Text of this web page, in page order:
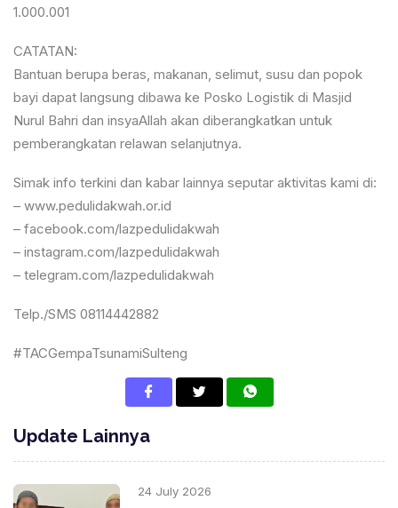
1.000.001
CATATAN:
Bantuan berupa beras, makanan, selimut, susu dan popok
bayi dapat langsung dibawa ke Posko Logistik di Masjid
Nurul Bahri dan insyaAllah akan diberangkatkan untuk
pemberangkatan relawan selanjutnya.
Simak info terkini dan kabar lainnya seputar aktivitas kami di:
– www.pedulidakwah.or.id
– facebook.com/lazpedulidakwah
– instagram.com/lazpedulidakwah
– telegram.com/lazpedulidakwah
Telp./SMS 08114442882
#TACGempaTsunamiSulteng
Update Lainnya
24 July 2026